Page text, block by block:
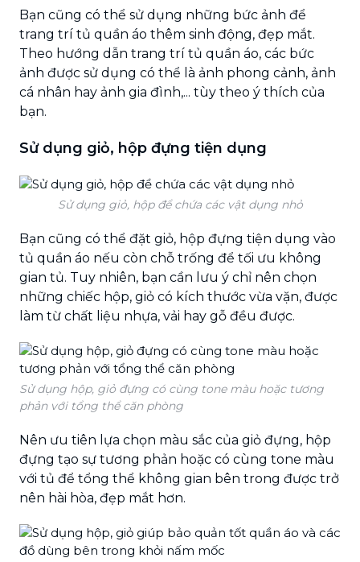
Bạn cũng có thể sử dụng những bức ảnh để
trang trí tủ quần áo thêm sinh động, đẹp mắt.
Theo hướng dẫn trang trí tủ quần áo, các bức
ảnh được sử dụng có thể là ảnh phong cảnh, ảnh
cá nhân hay ảnh gia đình,... tùy theo ý thích của
bạn.
Sử dụng giỏ, hộp đựng tiện dụng
Sử dụng giỏ, hộp để chứa các vật dụng nhỏ
Bạn cũng có thể đặt giỏ, hộp đựng tiện dụng vào
tủ quần áo nếu còn chỗ trống để tối ưu không
gian tủ. Tuy nhiên, bạn cần lưu ý chỉ nên chọn
những chiếc hộp, giỏ có kích thước vừa vặn, được
làm từ chất liệu nhựa, vải hay gỗ đều được.
Sử dụng hộp, giỏ đựng có cùng tone màu hoặc tương
phản với tổng thể căn phòng
Nên ưu tiên lựa chọn màu sắc của giỏ đựng, hộp
đựng tạo sự tương phản hoặc có cùng tone màu
với tủ để tổng thể không gian bên trong được trở
nên hài hòa, đẹp mắt hơn.